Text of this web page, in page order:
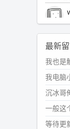
马里奥
然搬过
虽说已
想放
最新
沉冰哥
等待更